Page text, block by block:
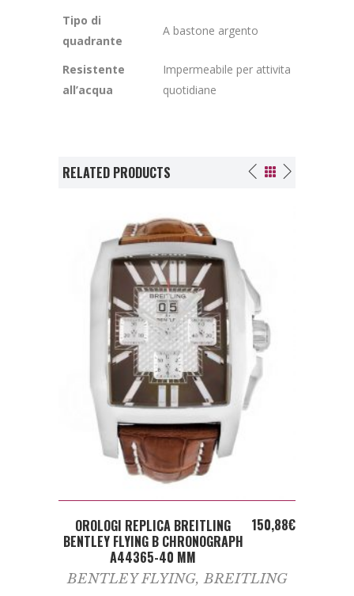
Tipo di
quadrante
A bastone argento
Resistente
all’acqua
Impermeabile per attivita
quotidiane
RELATED PRODUCTS
ADD TO CART
OROLOGI REPLICA BREITLING
BENTLEY FLYING B CHRONOGRAPH
A44365-40 MM
150,88€
BENTLEY FLYING,BREITLING